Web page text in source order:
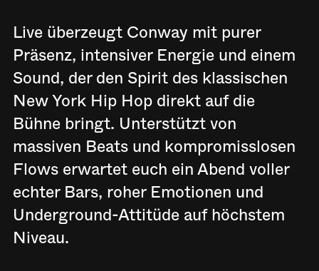
Live überzeugt Conway mit purer
Präsenz, intensiver Energie und einem
Sound, der den Spirit des klassischen
New York Hip Hop direkt auf die
Bühne bringt. Unterstützt von
massiven Beats und kompromisslosen
Flows erwartet euch ein Abend voller
echter Bars, roher Emotionen und
Underground-Attitüde auf höchstem
Niveau.